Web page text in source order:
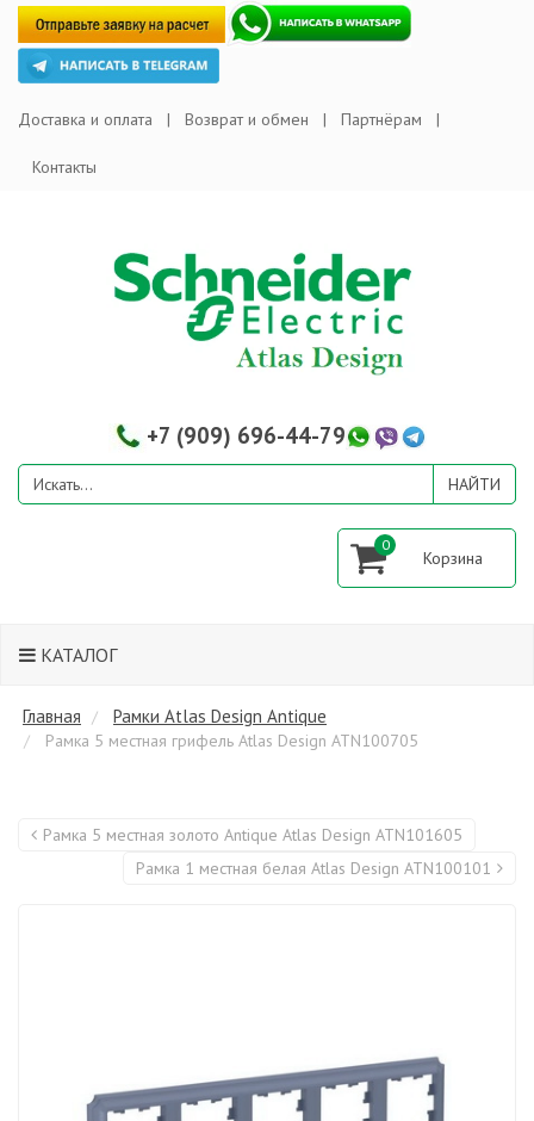
Доставка и оплата Возврат и обмен Партнёрам
Контакты
+7 (909) 696-44-79
0
КАТАЛОГ
Главная Рамки Atlas Design Antique
Рамка 5 местная грифель Atlas Design ATN100705
Рамка 5 местная золото Antique Atlas Design ATN101605
Рамка 1 местная белая Atlas Design ATN100101